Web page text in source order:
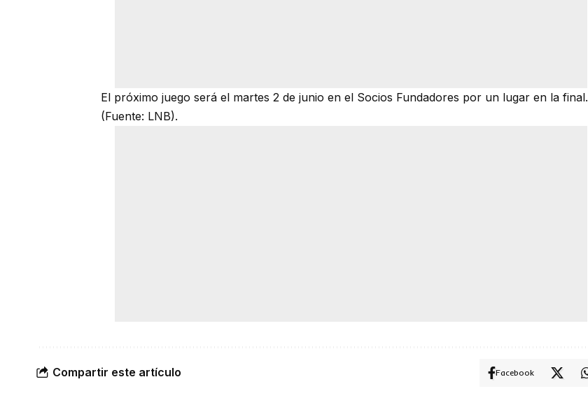
El próximo juego será el martes 2 de junio en el Socios Fundadores por un lugar en la final.
(Fuente: LNB).
Compartir este artículo Facebook